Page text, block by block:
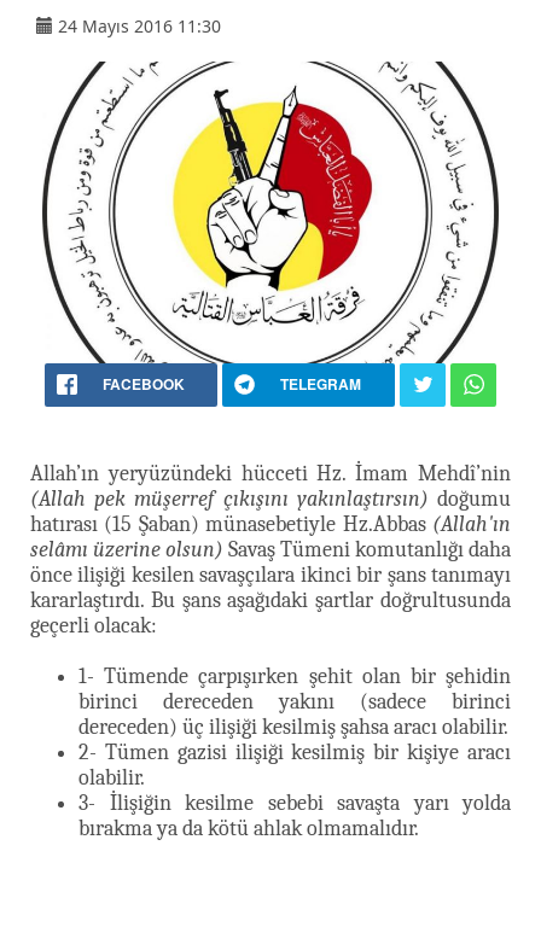
24 Mayıs 2016 11:30
FACEBOOK TELEGRAM
Allah’ın yeryüzündeki hücceti Hz. İmam Mehdî’nin
(Allah pek müşerref çıkışını yakınlaştırsın) doğumu
hatırası (15 Şaban) münasebetiyle Hz.Abbas (Allah'ın
selâmı üzerine olsun) Savaş Tümeni komutanlığı daha
önce ilişiği kesilen savaşçılara ikinci bir şans tanımayı
kararlaştırdı. Bu şans aşağıdaki şartlar doğrultusunda
geçerli olacak:
1- Tümende çarpışırken şehit olan bir şehidin
birinci dereceden yakını (sadece birinci
dereceden) üç ilişiği kesilmiş şahsa aracı olabilir.
2- Tümen gazisi ilişiği kesilmiş bir kişiye aracı
olabilir.
3- İlişiğin kesilme sebebi savaşta yarı yolda
bırakma ya da kötü ahlak olmamalıdır.